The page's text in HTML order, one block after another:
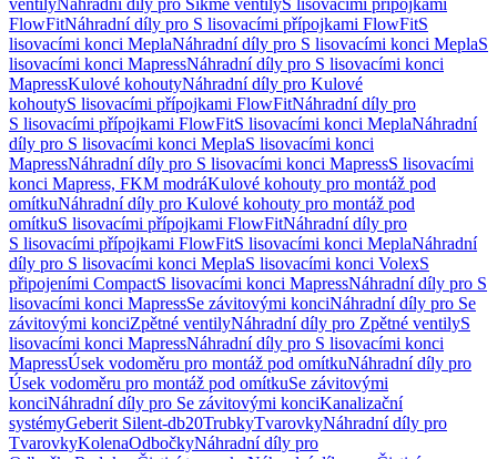
ventilyNáhradní díly pro Šikmé ventilyS lisovacími přípojkami
FlowFitNáhradní díly pro S lisovacími přípojkami FlowFitS
lisovacími konci MeplaNáhradní díly pro S lisovacími konci MeplaS
lisovacími konci MapressNáhradní díly pro S lisovacími konci
MapressKulové kohoutyNáhradní díly pro Kulové
kohoutyS lisovacími přípojkami FlowFitNáhradní díly pro
S lisovacími přípojkami FlowFitS lisovacími konci MeplaNáhradní
díly pro S lisovacími konci MeplaS lisovacími konci
MapressNáhradní díly pro S lisovacími konci MapressS lisovacími
konci Mapress, FKM modráKulové kohouty pro montáž pod
omítkuNáhradní díly pro Kulové kohouty pro montáž pod
omítkuS lisovacími přípojkami FlowFitNáhradní díly pro
S lisovacími přípojkami FlowFitS lisovacími konci MeplaNáhradní
díly pro S lisovacími konci MeplaS lisovacími konci VolexS
připojeními CompactS lisovacími konci MapressNáhradní díly pro S
lisovacími konci MapressSe závitovými konciNáhradní díly pro Se
závitovými konciZpětné ventilyNáhradní díly pro Zpětné ventilyS
lisovacími konci MapressNáhradní díly pro S lisovacími konci
MapressÚsek vodoměru pro montáž pod omítkuNáhradní díly pro
Úsek vodoměru pro montáž pod omítkuSe závitovými
konciNáhradní díly pro Se závitovými konciKanalizační
systémyGeberit Silent-db20TrubkyTvarovkyNáhradní díly pro
TvarovkyKolenaOdbočkyNáhradní díly pro